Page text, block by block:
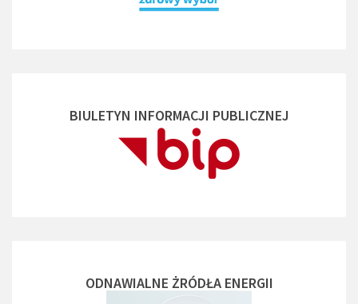
BIULETYN INFORMACJI PUBLICZNEJ
ODNAWIALNE ŻRÓDŁA ENERGII